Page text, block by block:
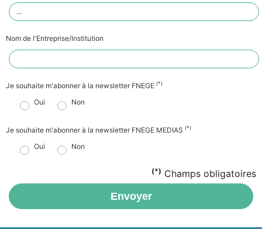
Nom de l'Entreprise/Institution
Je souhaite m'abonner à la newsletter FNEGE (*)
Oui Non
Je souhaite m'abonner à la newsletter FNEGE MEDIAS (*)
Oui Non
(*) Champs obligatoires
Envoyer